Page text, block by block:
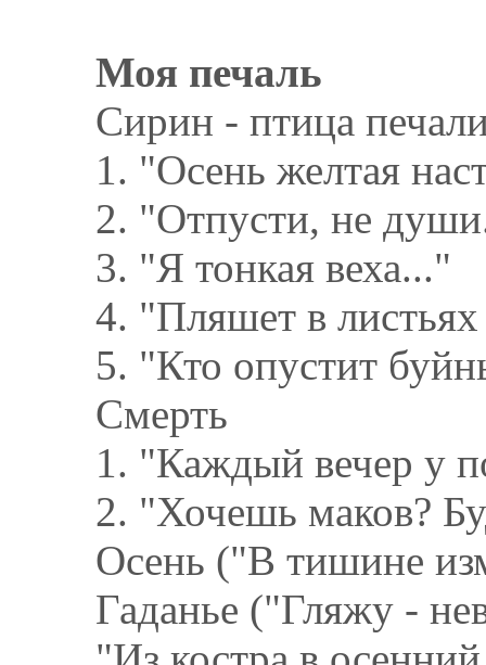
Моя печаль
Сирин - птица
1. "Осень желтая
2. "Отпусти, не
3. "Я тонкая веха..."
4. "Пляшет в
5. "Кто опустит
Смерть
1. "Каждый вечер у
2. "Хочешь маков?
Осень ("В тишине
Гаданье ("Гляжу -